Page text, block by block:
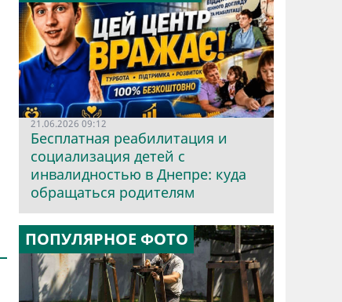
21.06.2026 09:12
Бесплатная реабилитация и
социализация детей с
инвалидностью в Днепре: куда
обращаться родителям
ПОПУЛЯРНОЕ ФОТО